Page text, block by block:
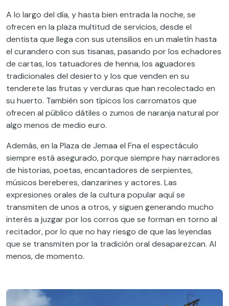
A lo largo del día, y hasta bien entrada la noche, se
ofrecen en la plaza multitud de servicios, desde el
dentista que llega con sus utensilios en un maletín hasta
el curandero con sus tisanas, pasando por los echadores
de cartas, los tatuadores de henna, los aguadores
tradicionales del desierto y los que venden en su
tenderete las frutas y verduras que han recolectado en
su huerto. También son típicos los carromatos que
ofrecen al público dátiles o zumos de naranja natural por
algo menos de medio euro.
Además, en la Plaza de Jemaa el Fna el espectáculo
siempre está asegurado, porque siempre hay narradores
de historias, poetas, encantadores de serpientes,
músicos bereberes, danzarines y actores. Las
expresiones orales de la cultura popular aquí se
transmiten de unos a otros, y siguen generando mucho
interés a juzgar por los corros que se forman en torno al
recitador, por lo que no hay riesgo de que las leyendas
que se transmiten por la tradición oral desaparezcan. Al
menos, de momento.